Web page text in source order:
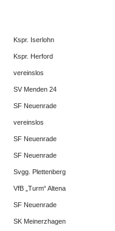
Kspr. Iserlohn
Kspr. Herford
vereinslos
SV Menden 24
SF Neuenrade
vereinslos
SF Neuenrade
SF Neuenrade
Svgg. Plettenberg
VfB „Turm“ Altena
SF Neuenrade
SK Meinerzhagen